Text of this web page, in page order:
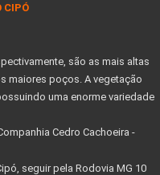
CIPÓ
são as mais altas
maiores poços. A vegetação
uma enorme variedade
Cedro Cachoeira -
seguir pela Rodovia MG 10